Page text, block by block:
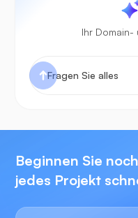
Ihr Domain-
Beginnen Sie
jedes Projekt